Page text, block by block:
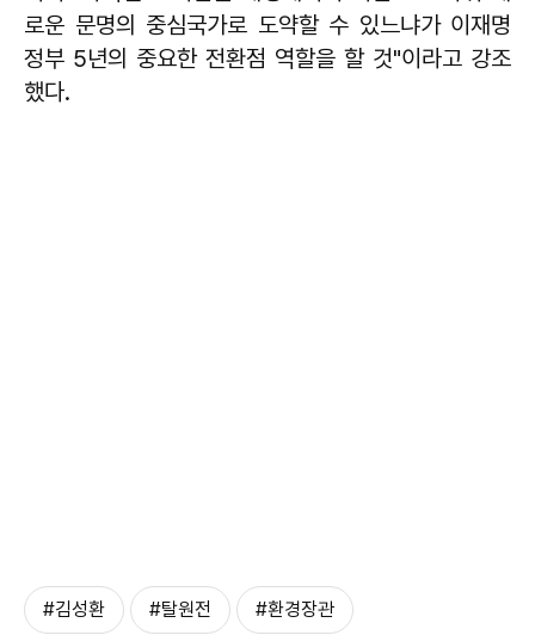
로운 문명의 중심국가로 도약할 수 있느냐가 이재명
정부 5년의 중요한 전환점 역할을 할 것"이라고 강조
했다.
#김성환 #탈원전 #환경장관